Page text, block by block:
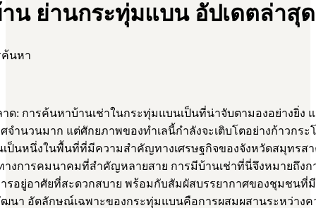
าน ย่านกระทุ่มแบน อัปเดตล่าสุด
นหา
ด: การค้นหาบ้านเช่าในกระทุ่มแบนเป็นที่น่าจับตามองอย่างยิ่ง
จำนวนมาก แต่ศักยภาพของทำเลนี้กำลังจะเติบโตอย่างก้าวกระ
ป็นหนึ่งในพื้นที่ที่มีความสำคัญทางเศรษฐกิจของจังหวัดสมุทรสา
างการคมนาคมที่สำคัญหลายสาย การมีบ้านเช่าที่นี่จึงหมายถึงก
รอยู่อาศัยที่สะดวกสบาย พร้อมกับสัมผัสบรรยากาศของชุมชนที่
นา อัตลักษณ์เฉพาะของกระทุ่มแบนคือการผสมผสานระหว่างค